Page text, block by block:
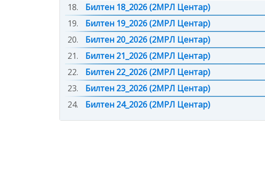
18.
Билтен 18_2026 (2МРЛ Центар)
19.
Билтен 19_2026 (2МРЛ Центар)
20.
Билтен 20_2026 (2МРЛ Центар)
21.
Билтен 21_2026 (2МРЛ Центар)
22.
Билтен 22_2026 (2МРЛ Центар)
23.
Билтен 23_2026 (2МРЛ Центар)
24.
Билтен 24_2026 (2МРЛ Центар)